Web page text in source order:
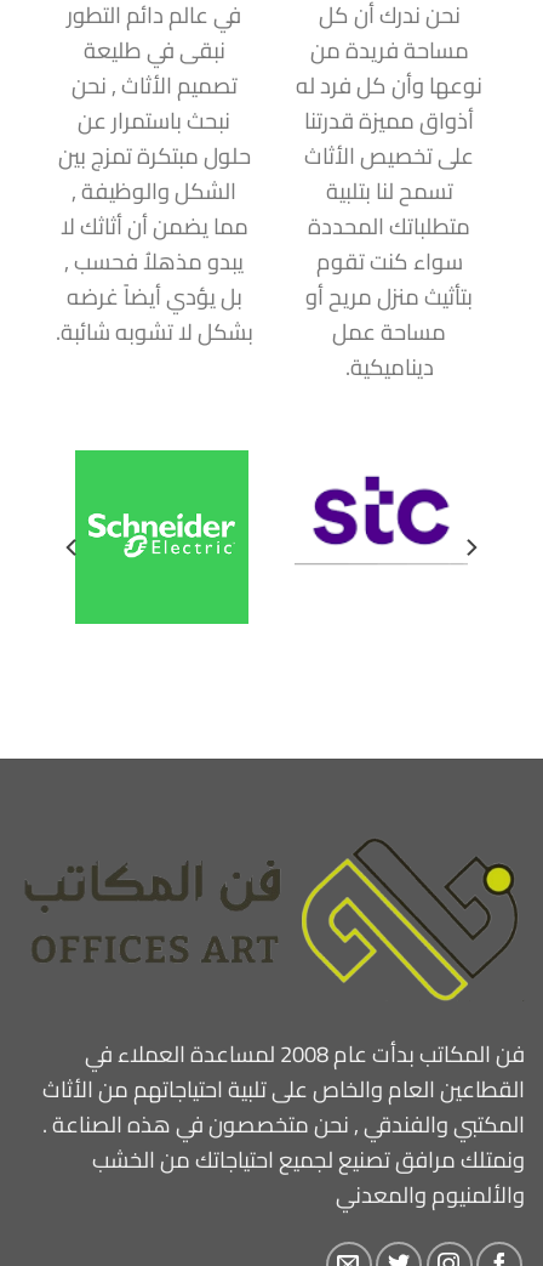
نحن ندرك أن كل
مساحة فريدة من
نوعها وأن كل فرد له
أذواق مميزة قدرتنا
على تخصيص الأثاث
تسمح لنا بتلبية
متطلباتك المحددة
سواء كنت تقوم
بتأثيث منزل مريح أو
مساحة عمل
ديناميكية.
في عالم دائم التطور
نبقى في طليعة
تصميم الأثاث , نحن
نبحث باستمرار عن
حلول مبتكرة تمزج بين
الشكل والوظيفة ,
مما يضمن أن أثاثك لا
يبدو مذهلاُ فحسب ,
بل يؤدي أيضاً غرضه
بشكل لا تشوبه شائبة.
فن المكاتب بدأت عام 2008 لمساعدة العملاء في
القطاعين العام والخاص على تلبية احتياجاتهم من الأثاث
المكتبي والفندقي , نحن متخصصون في هذه الصناعة .
ونمتلك مرافق تصنيع لجميع احتياجاتك من الخشب
والألمنيوم والمعدني